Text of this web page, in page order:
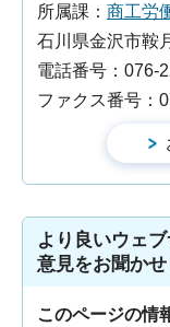
所属課： 商工労
石川県金沢市鞍
電話番号：076-
ファクス番号：
より良いウェ
意見をお聞か
このページの情